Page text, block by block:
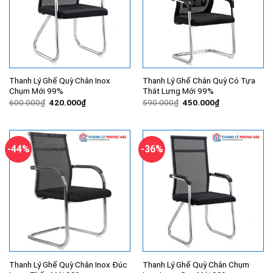
Thanh Lý Ghế Quỳ Chân Inox
Chụm Mới 99%
600.000₫ Giá
420.000₫Giá
hiện
420.000₫.
Thanh Lý Ghế Chân Quỳ Có Tựa
Thắt Lưng Mới 99%
590.000₫ Giá
450.000₫Giá
hiện
450.000₫.
-44%
Thanh Lý Ghế Quỳ Chân Inox Đúc
-36%
Thanh Lý Ghế Quỳ Chân Chụm